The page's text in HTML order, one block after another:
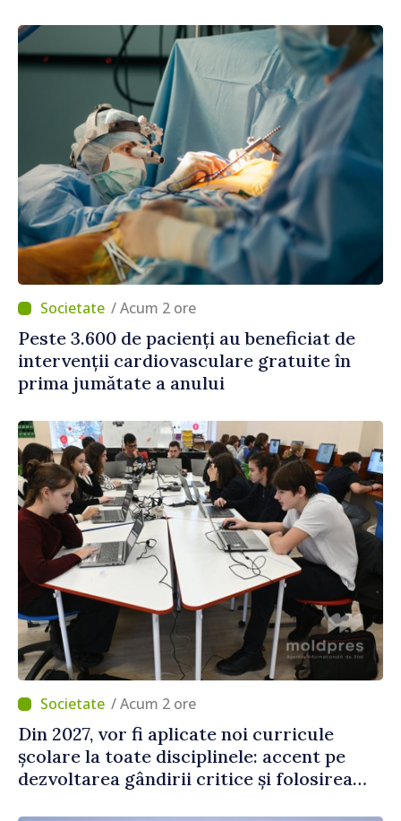
/ Acum 2 ore
Peste 3.600 de pacienți au beneficiat de
intervenții cardiovasculare gratuite în
prima jumătate a anului
/ Acum 2 ore
Din 2027, vor fi aplicate noi curricule
școlare la toate disciplinele: accent pe
dezvoltarea gândirii critice și folosirea